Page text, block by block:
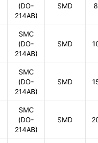
(DO-
214AB)
SMD
SMC
(DO-
214AB)
SMD
SMC
(DO-
214AB)
SMD
SMC
(DO-
214AB)
SMD